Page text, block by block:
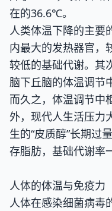
在的36.6℃。
人类体温下降的主要
内最大的发热器官，
较低的基础代谢。其
脑下丘脑的体温调节
而久之， 体温调节中
外，现代人生活压力
生的“皮质醇”长期过
存脂肪，基础代谢率
人体的体温与免疫力
人体在感染细菌病毒